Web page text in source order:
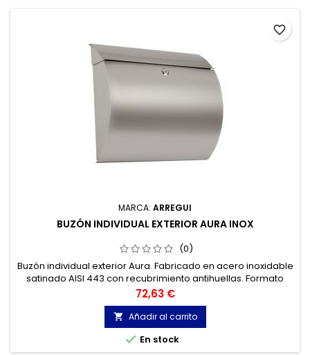
MARCA: ARREGUI
BUZÓN INDIVIDUAL EXTERIOR AURA INOX
(0)
Buzón individual exterior Aura. Fabricado en acero inoxidable
satinado AISI 443 con recubrimiento antihuellas. Formato
revista. Especial para catálogos, revistas, sobres grandes…
Precio
72,63 €
 Añadir al carrito
 En stock
favorite_border